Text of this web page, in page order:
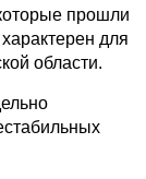
прошли
для
области.